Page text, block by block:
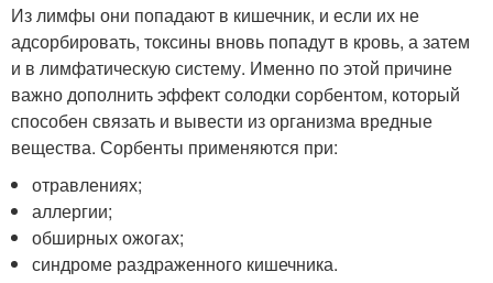
Из лимфы они попадают в кишечник, и если их не
адсорбировать, токсины вновь попадут в кровь, а затем
и в лимфатическую систему. Именно по этой причине
важно дополнить эффект солодки сорбентом, который
способен связать и вывести из организма вредные
вещества. Сорбенты применяются при:
отравлениях;
аллергии;
обширных ожогах;
синдроме раздраженного кишечника.